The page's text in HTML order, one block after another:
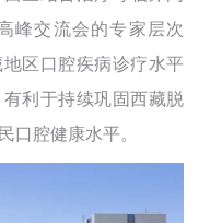
峰交流会的专家层次
区口腔疾病诊疗水平
利于持续巩固西藏脱
口腔健康水平。